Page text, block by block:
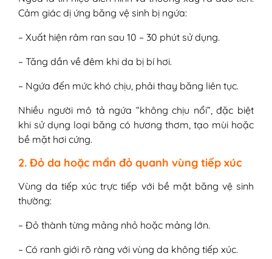
Cảm giác dị ứng băng vệ sinh bị ngứa:
– Xuất hiện râm ran sau 10 – 30 phút sử dụng.
– Tăng dần về đêm khi da bị bí hơi.
– Ngứa đến mức khó chịu, phải thay băng liên tục.
Nhiều người mô tả ngứa “không chịu nổi”, đặc biệt
khi sử dụng loại băng có hương thơm, tạo mùi hoặc
bề mặt hơi cứng.
2. Đỏ da hoặc mẩn đỏ quanh vùng tiếp xúc
Vùng da tiếp xúc trực tiếp với bề mặt băng vệ sinh
thường:
– Đỏ thành từng mảng nhỏ hoặc mảng lớn.
– Có ranh giới rõ ràng với vùng da không tiếp xúc.